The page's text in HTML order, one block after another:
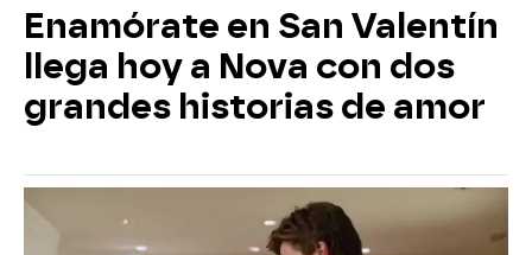
Enamórate en San Valentín
llega hoy a Nova con dos
grandes historias de amor